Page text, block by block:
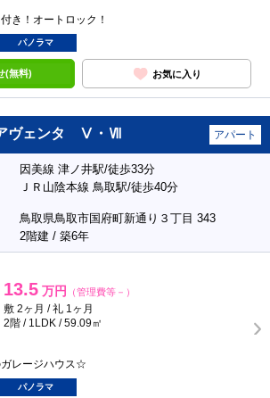
き！オートロック！
パノラマ
(無料) お気に入り
ヴェンタ Ⅴ・Ⅶ アパート
因美線 津ノ井駅/徒歩33分
ＪＲ山陰本線 鳥取駅/徒歩40分
鳥取県鳥取市国府町新通り３丁目 343
2階建 / 築6年
13.5 万円 （管理費等－）
敷 2ヶ月 / 礼 1ヶ月
2階 / 1LDK / 59.09㎡
レージハウス☆
パノラマ